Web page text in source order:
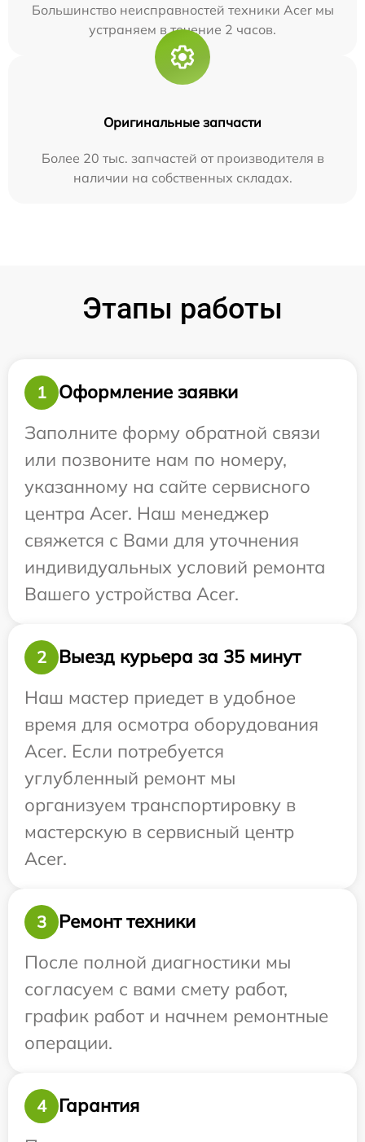
Большинство неисправностей техники Acer мы
устраняем в течение 2 часов.
Оригинальные запчасти
Более 20 тыс. запчастей от производителя в
наличии на собственных складах.
Этапы работы
1
Оформление заявки
Заполните форму обратной связи
или позвоните нам по номеру,
указанному на сайте сервисного
центра Acer. Наш менеджер
свяжется с Вами для уточнения
индивидуальных условий ремонта
Вашего устройства Acer.
2
Выезд курьера за 35 минут
Наш мастер приедет в удобное
время для осмотра оборудования
Acer. Если потребуется
углубленный ремонт мы
организуем транспортировку в
мастерскую в сервисный центр
Acer.
3
Ремонт техники
После полной диагностики мы
согласуем с вами смету работ,
график работ и начнем ремонтные
операции.
4
Гарантия